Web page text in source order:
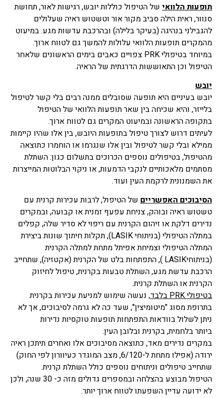
תופעות הלוואי של הטיפול כוללות יובש, רגישות לאור, תחושת
סנוור, ראית הילה סביב מקור אור וטשטוש ראיה שעלולים
להגבילני בנהיגה (בעיקר בלילה) ובהרכבת עדשות מגע. במיעוט
מהמקרים תופעות הלוואי עלולות להמשך גם לטווח ארוך.
במיוחד בטיפולי PRK צפויים כאבים בימים הראשונים שלאחר
הטיפול וכן התאוששות הדרגתית של הראיה.
יובש
יובש בעיניים היא תופעה שסובלים ממנה רבים בלי קשר לטיפול
בלייזר, והיא שכיחה בין שאר תופעות הלוואי של הטיפול
בתקופה הראשונה ובמיעוט המקרים גם לטווח ארוך.
לעיתים דרוש לצורך טיפול בתופעות היובש, בין אלו שהיו קיימות
ממילא ובלי קשר לטיפול ובין אלו שנגרמו או הוחמרו כתוצאה
מהטיפול, בטיפולים נוספים הכרוכים בתשלום כגון: השתלת
מסתמים מלאכותיים לנקבי הדמעות, או ניקוי הבלוטות המייצרות
את השמנונית לרקמת העין ועוד.
הסיבוכים האפשריים של הטיפול, לרבות עכירות קרנית עם
טשטוש ראיה ובוהק, צניחת עפעף זמנית או קבועה, ובמקרים
נדירים דלקת או זיהום הקרנית עם ריפוי לא סדיר שלה, קפלים
במתלה הטיפולי (בניתוחי LASIK), תקלות חיתוך שונות ביצירת
המתלה הטיפולי וצמיחת אפיתל מתחת למתלה הקרנית
(בניתוחיLASIK ), התפתחות בלט של הקרנית (אקטזיה), שתחייב
הרכבת עדשת מגע, השתלת טבעות בקרנית, טיפול לחיזוק
הקרנית או השתלת קרנית.
בטיפולי PRK בלבד
, נעשה שימוש למניעת עכירות בקרנית
בתרופת מסוג "מיטומיצין", שעד כה לא גרמה לסיבוכים, אך לא
ניתן לשלול בוודאות התפתחות תופעות טוקסיות נדירות
ביותר בלחמית, בקרנית ובלובן העין.
במקרים נדירים מאד, כתוצאה מסיבוכים אלו ואחרים תיתכן ראיה
ירודה (אפילו מתחת ל-6/120, מצב המוגדר כעיוורון לפי החוק)
שתחייב טיפולים וניתוחים נוספים כולל השתלת קרנית.
הטיפול מבוצע בהצלחה ובמספרים גדולים מזה כ- 30 שנה, ולכן
לא ידועה עדיין השפעתו לטווח ארוך יותר.